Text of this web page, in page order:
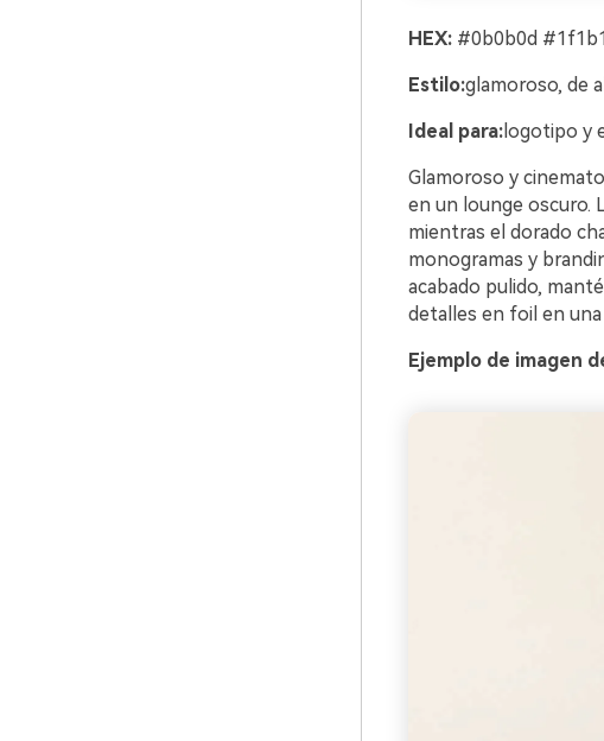
HEX:#0b0b0d
Estilo:glamoroso, de
Ideal para:logotipo y
Glamoroso y
en un lounge oscuro.
mientras el dorado
monogramas y
acabado pulido,
detalles en foil en
Ejemplo de imagen